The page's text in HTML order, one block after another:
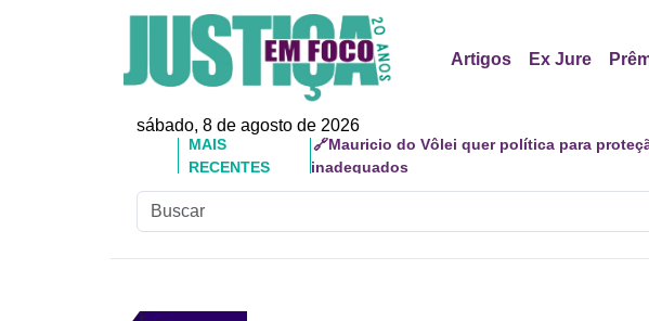
Artigos Ex Jure
sábado, 8 de agosto de 2026
MAIS
RECENTES
🔗Mauricio do Vôlei quer política para
inadequados